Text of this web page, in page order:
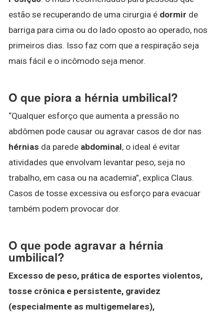
estão se recuperando de uma cirurgia é dormir de
barriga para cima ou do lado oposto ao operado, nos
primeiros dias. Isso faz com que a respiração seja
mais fácil e o incômodo seja menor.
O que piora a hérnia umbilical?
“Qualquer esforço que aumenta a pressão no
abdômen pode causar ou agravar casos de dor nas
hérnias da parede abdominal, o ideal é evitar
atividades que envolvam levantar peso, seja no
trabalho, em casa ou na academia”, explica Claus.
Casos de tosse excessiva ou esforço para evacuar
também podem provocar dor.
O que pode agravar a hérnia
umbilical?
Excesso de peso, prática de esportes violentos,
tosse crônica e persistente, gravidez
(especialmente as multigemelares),